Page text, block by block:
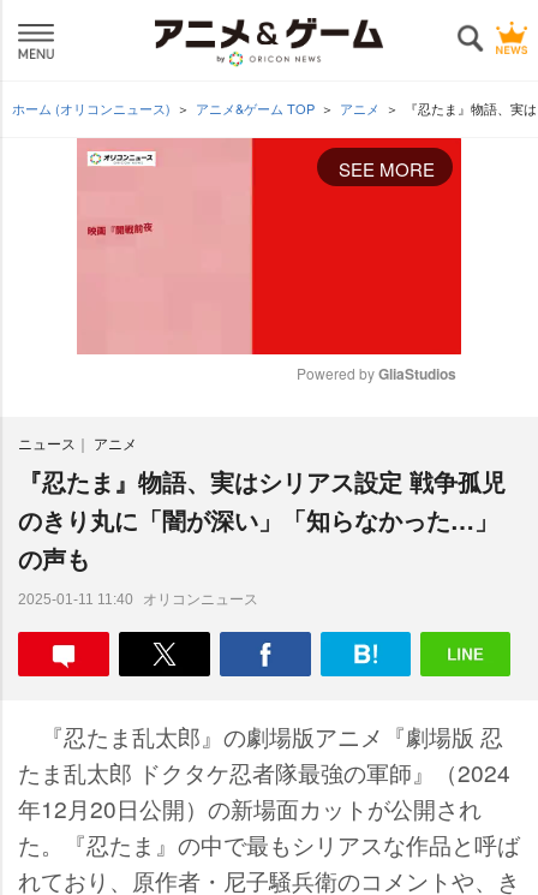
ホーム (オリコンニュース) アニメ&ゲーム TOP アニメ 『忍たま』物語、実
SEE MORE
e
Powered by GliaStudios
ニュース アニメ
『忍たま』物語、実はシリアス設定 戦争孤児
のきり丸に「闇が深い」「知らなかった…」
の声も
2025-01-11 11:40 オリコンニュース
『忍たま乱太郎』の劇場版アニメ『劇場版 忍
たま乱太郎 ドクタケ忍者隊最強の軍師』（2024
年12月20日公開）の新場面カットが公開され
た。『忍たま』の中で最もシリアスな作品と呼ば
れており、原作者・尼子騒兵衛のコメントや、き